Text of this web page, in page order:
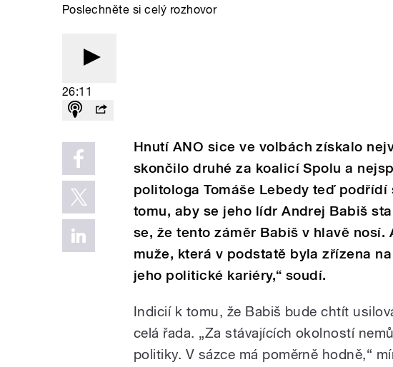
Poslechněte si celý rozhovor
26:11
Hnutí ANO sice ve volbách získalo
skončilo druhé za koalicí Spolu a
politologa Tomáše Lebedy teď
tomu, aby se jeho lídr Andrej Babiš
se, že tento záměr Babiš v hlavě nosí.
muže, která v podstatě byla zřízena
jeho politické kariéry,“ soudí.
Indicií k tomu, že Babiš bude chtít
celá řada. „Za stávajících okolností
politiky. V sázce má poměrně hodně,“